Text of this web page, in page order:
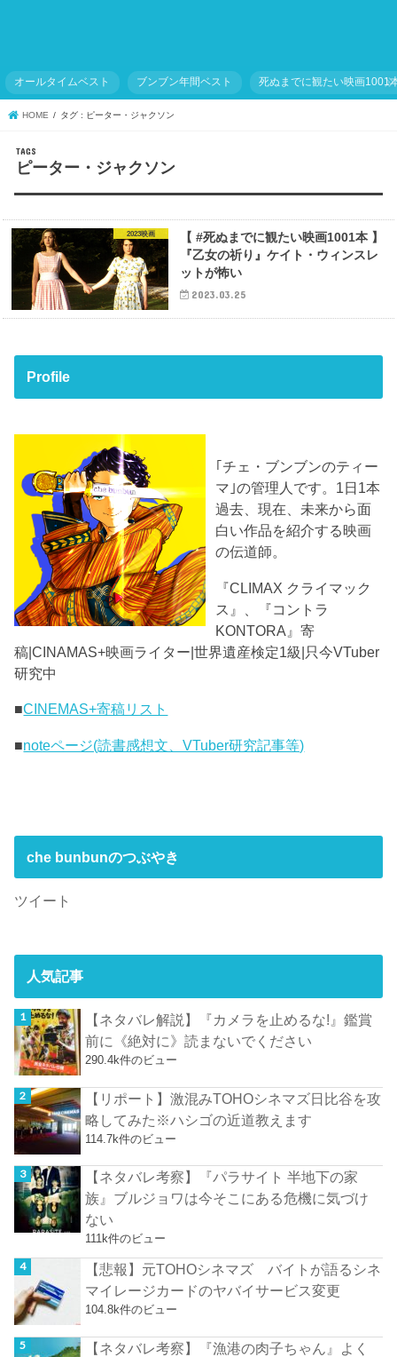
オールタイムベスト ブンブン年間ベスト 死ぬまでに観たい映画1001
HOME タグ : ピーター・ジャクソン
ピーター・ジャクソン
2023映画
【 #死ぬまでに観たい映画1001本 】
『乙女の祈り』ケイト・ウィンスレ
ットが怖い
2023.03.25
Profile
｢チェ・ブンブンのティー
マ｣の管理人です。1日1本
過去、現在、未来から面
白い作品を紹介する映画
の伝道師。
『CLIMAX クライマック
ス』、『コントラ
KONTORA』寄
稿|CINAMAS+映画ライター|世界遺産検定1級|只今VTuber
研究中
■CINEMAS+寄稿リスト
■noteページ(読書感想文、VTuber研究記事等)
che bunbunのつぶやき
ツイート
人気記事
【ネタバレ解説】『カメラを止めるな!』鑑賞
前に《絶対に》読まないでください
290.4k件のビュー
【リポート】激混みTOHOシネマズ日比谷を攻
略してみた※ハシゴの近道教えます
114.7k件のビュー
【ネタバレ考察】『パラサイト 半地下の家
族』ブルジョワは今そこにある危機に気づけ
ない
111k件のビュー
【悲報】元TOHOシネマズ バイトが語るシネ
マイレージカードのヤバイサービス変更
104.8k件のビュー
【ネタバレ考察】『漁港の肉子ちゃん』よく